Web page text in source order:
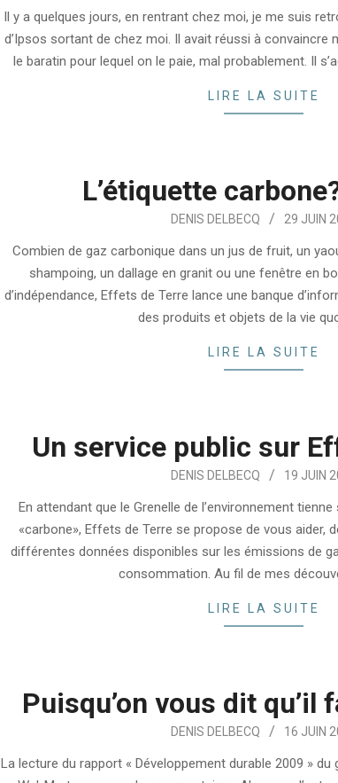
Il y a quelques jours, en rentrant chez moi, je me suis
d’Ipsos sortant de chez moi. Il avait réussi à convaincre
le baratin pour lequel on le paie, mal probablement. Il
LIRE LA SUITE
L’étiquette
DENIS DELBECQ 29 JUIN
Combien de gaz carbonique dans un jus de fruit, un
shampoing, un dallage en granit ou une fenêtre en
d’indépendance, Effets de Terre lance une banque
des produits et objets de la vie
LIRE LA SUITE
Un service public sur
DENIS DELBECQ 19 JUIN
En attendant que le Grenelle de l’environnement
«carbone», Effets de Terre se propose de vous aider,
différentes données disponibles sur les émissions de
consommation. Au fil de mes
LIRE LA SUITE
Puisqu’on vous dit qu’il
DENIS DELBECQ 16 JUIN
La lecture du rapport « Développement durable 2009 »